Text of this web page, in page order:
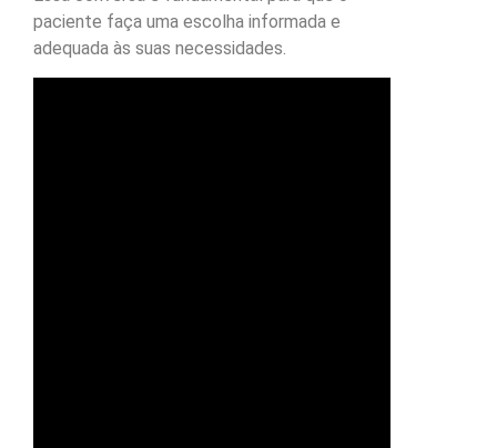
paciente faça uma escolha informada e
adequada às suas necessidades.